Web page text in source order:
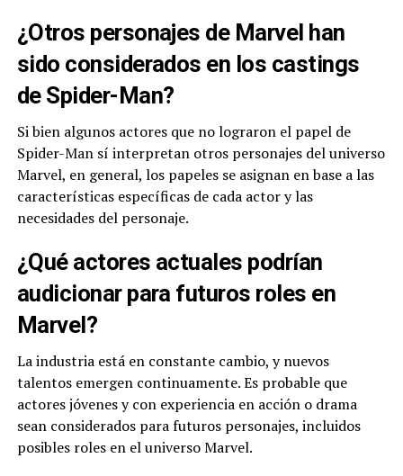
¿Otros personajes de Marvel han
sido considerados en los castings
de Spider-Man?
Si bien algunos actores que no lograron el papel de
Spider-Man sí interpretan otros personajes del universo
Marvel, en general, los papeles se asignan en base a las
características específicas de cada actor y las
necesidades del personaje.
¿Qué actores actuales podrían
audicionar para futuros roles en
Marvel?
La industria está en constante cambio, y nuevos
talentos emergen continuamente. Es probable que
actores jóvenes y con experiencia en acción o drama
sean considerados para futuros personajes, incluidos
posibles roles en el universo Marvel.